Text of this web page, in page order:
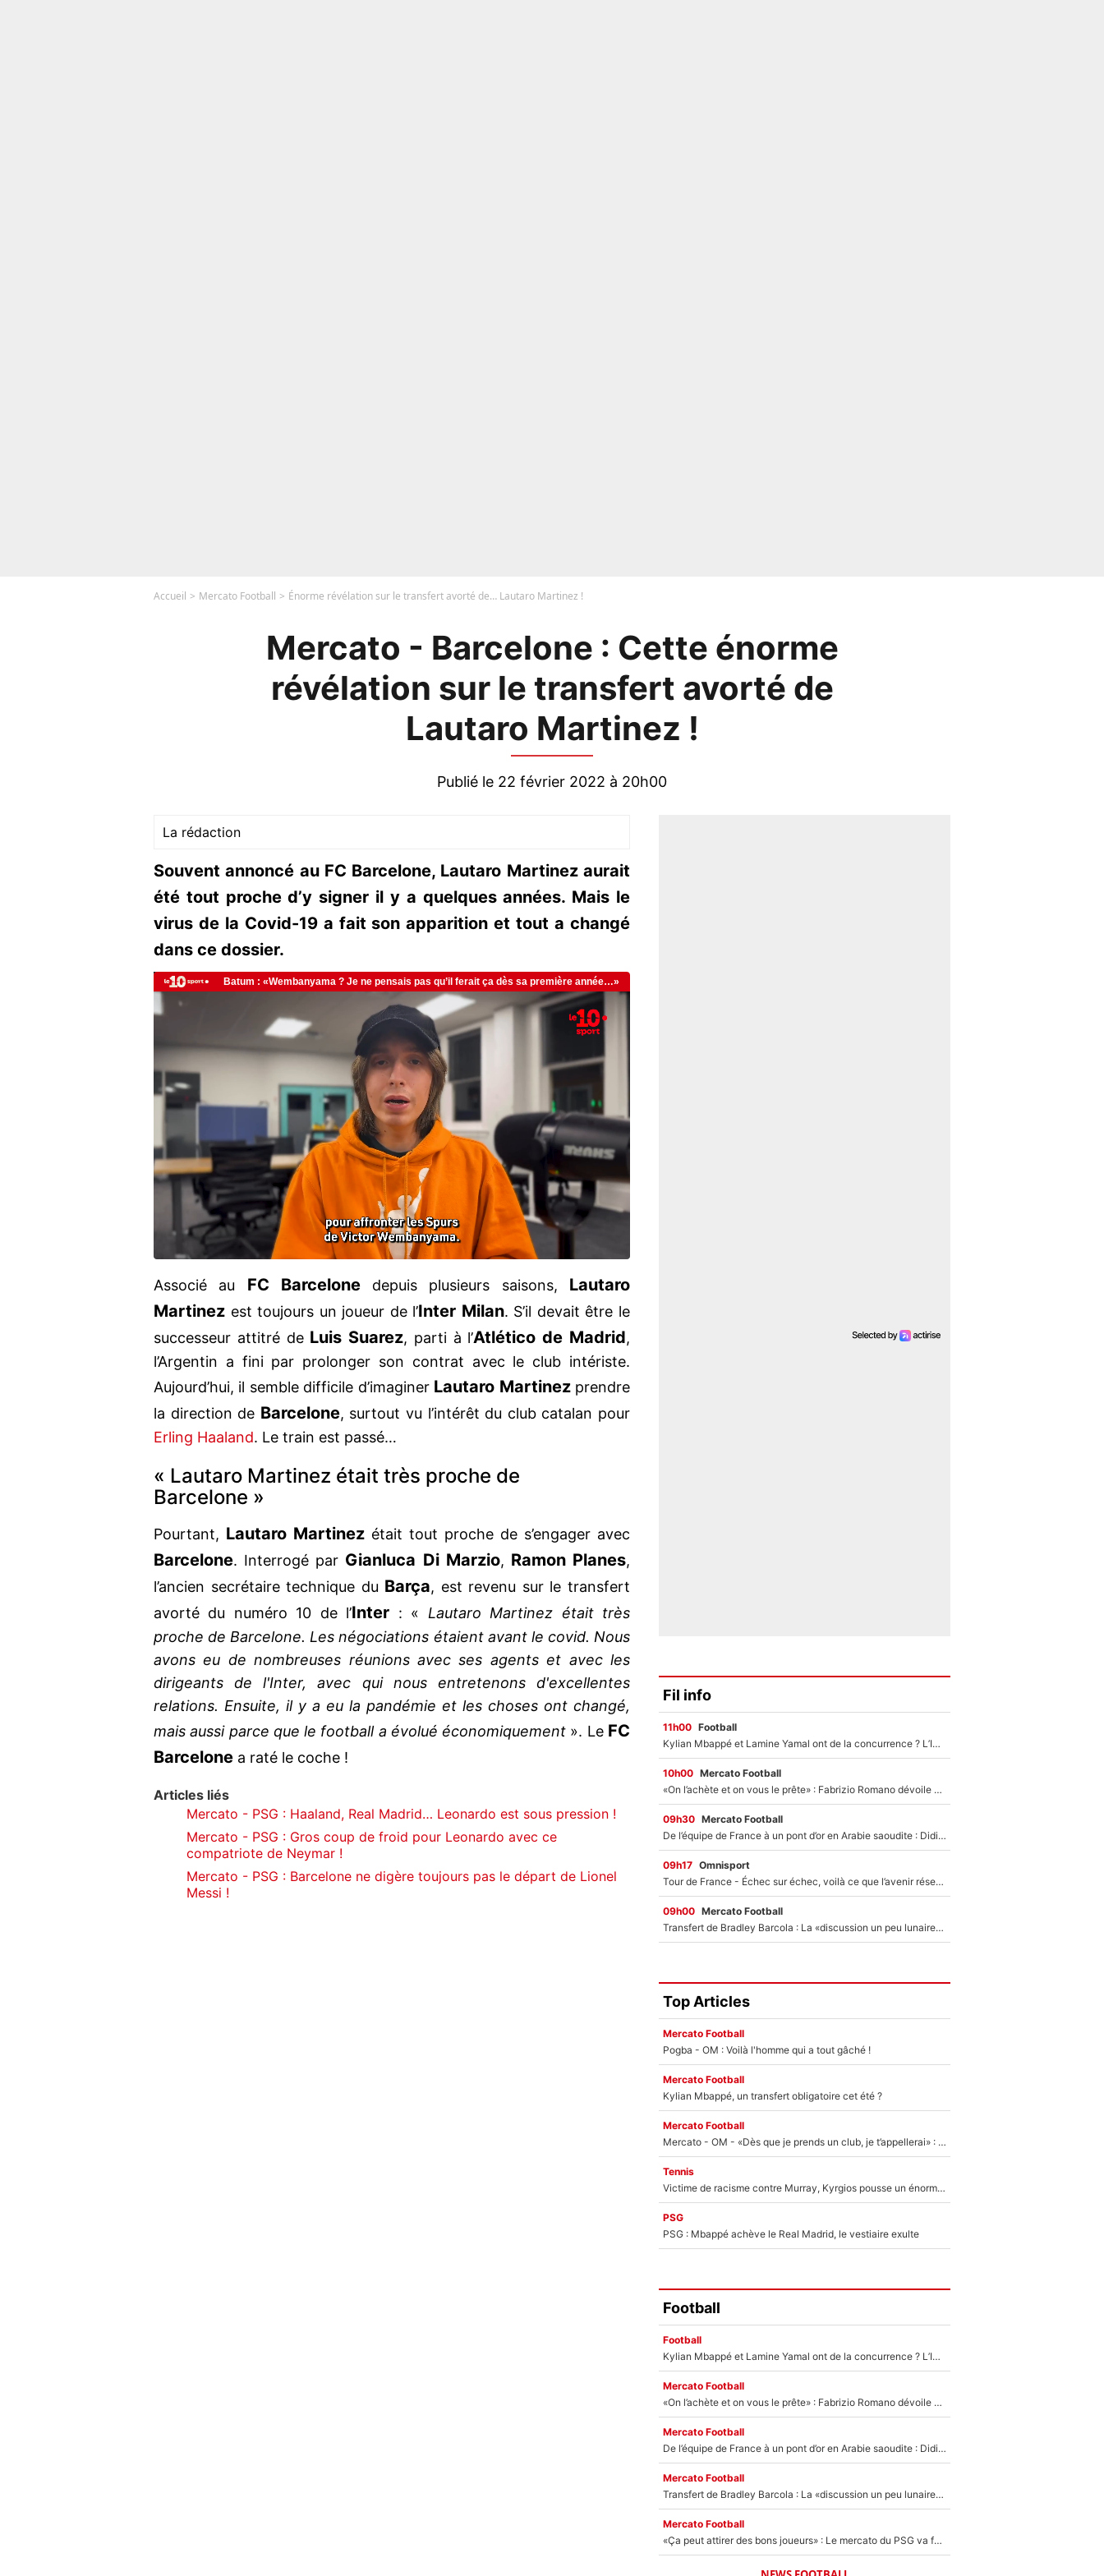
Accueil Mercato Football Énorme révélation sur le transfert avorté de… Lautaro Martinez !
Mercato - Barcelone : Cette énorme
révélation sur le transfert avorté de
Lautaro Martinez !
Publié le 22 février 2022 à 20h00
La rédaction
Souvent annoncé au FC Barcelone, Lautaro Martinez aurait
été tout proche d’y signer il y a quelques années. Mais le
virus de la Covid-19 a fait son apparition et tout a changé
dans ce dossier.
Associé au FC Barcelonedepuis plusieurs saisons, Lautaro
Martinez est toujours un joueur de l’Inter Milan. S’il devait être le
successeur attitré de Luis Suarez, parti à l’Atlético de Madrid,
l’Argentin a fini par prolonger son contrat avec le club intériste.
Aujourd’hui, il semble difficile d’imaginer Lautaro Martinezprendre
la direction de Barcelone, surtout vu l’intérêt du club catalan pour
Erling Haaland. Le train est passé…
« Lautaro Martinez était très proche de
Barcelone »
Pourtant, Lautaro Martinez était tout proche de s’engager avec
Barcelone. Interrogé par Gianluca Di Marzio, Ramon Planes,
l’ancien secrétaire technique du Barça, est revenu sur le transfert
avorté du numéro 10 de l’Inter : « Lautaro Martinez était très
proche de Barcelone. Les négociations étaient avant le covid. Nous
avons eu de nombreuses réunions avec ses agents et avec les
dirigeants de l'Inter, avec qui nous entretenons d'excellentes
relations. Ensuite, il y a eu la pandémie et les choses ont changé,
mais aussi parce que le football a évolué économiquement ». Le FC
Barcelone a raté le coche !
Articles liés
Mercato - PSG : Haaland, Real Madrid… Leonardo est sous pression !
Mercato - PSG : Gros coup de froid pour Leonardo avec ce
compatriote de Neymar !
Mercato - PSG : Barcelone ne digère toujours pas le départ de Lionel
Messi !
Fil info
11h00 Football
Kylian Mbappé et Lamine Yamal ont de la concurrence ? L’IA annonce les 5 joueurs qui vont dominer le football dans les années à venir !
10h00 Mercato Football
«On l’achète et on vous le prête» : Fabrizio Romano dévoile déjà la stratégie du PSG avec le transfert de Zion Suzuki !
09h30 Mercato Football
De l’équipe de France à un pont d’or en Arabie saoudite : Didier Deschamps a donné sa réponse !
09h17 Omnisport
Tour de France - Échec sur échec, voilà ce que l’avenir réserve à Paul Seixas : «Tant qu’il y aura un Pogacar comme celui-là...»
09h00 Mercato Football
Transfert de Bradley Barcola : La «discussion un peu lunaire» qui l'a convaincu de quitter le PSG, son entourage est pointé du doigt
Top Articles
Mercato Football
Pogba - OM : Voilà l'homme qui a tout gâché !
Mercato Football
Kylian Mbappé, un transfert obligatoire cet été ?
Mercato Football
Mercato - OM - «Dès que je prends un club, je t’appellerai» : La promesse de Marcelino au moment de claquer la porte
Tennis
Victime de racisme contre Murray, Kyrgios pousse un énorme coup de gueule !
PSG
PSG : Mbappé achève le Real Madrid, le vestiaire exulte
Football
Football
Kylian Mbappé et Lamine Yamal ont de la concurrence ? L’IA annonce les 5 joueurs qui vont dominer le football dans les années à venir !
Mercato Football
«On l’achète et on vous le prête» : Fabrizio Romano dévoile déjà la stratégie du PSG avec le transfert de Zion Suzuki !
Mercato Football
De l’équipe de France à un pont d’or en Arabie saoudite : Didier Deschamps a donné sa réponse !
Mercato Football
Transfert de Bradley Barcola : La «discussion un peu lunaire» qui l'a convaincu de quitter le PSG, son entourage est pointé du doigt
Mercato Football
«Ça peut attirer des bons joueurs» : Le mercato du PSG va faire des victimes dans l'effectif de Luis Enrique ?